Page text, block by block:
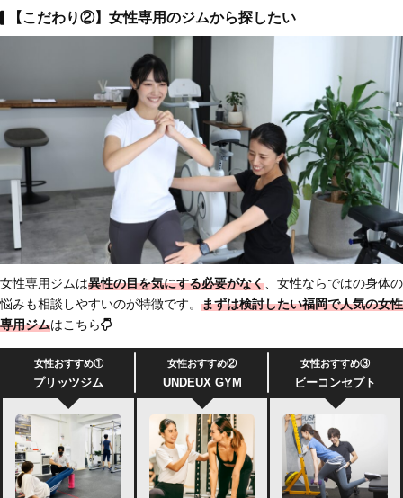
【こだわり②】女性専用のジムから探したい
女性専用ジムは異性の目を気にする必要がなく 、女性ならではの身体の
悩みも相談しやすいのが特徴です。 まずは検討したい福岡で人気の女性
専用ジムはこちら
女性おすすめ①
プリッツジム
女性おすすめ②
UNDEUX GYM
女性おすすめ③
ビーコンセプト